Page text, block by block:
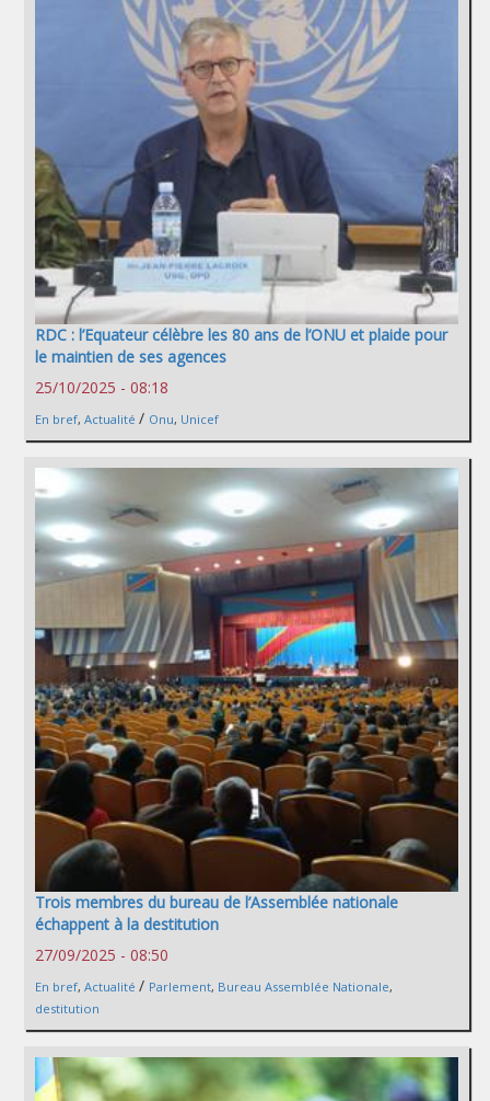
RDC : l’Equateur célèbre les 80 ans de l’ONU et plaide pour
le maintien de ses agences
25/10/2025 - 08:18
En bref, Actualité / Onu, Unicef
Trois membres du bureau de l’Assemblée nationale
échappent à la destitution
27/09/2025 - 08:50
En bref, Actualité / Parlement, Bureau Assemblée Nationale,
destitution